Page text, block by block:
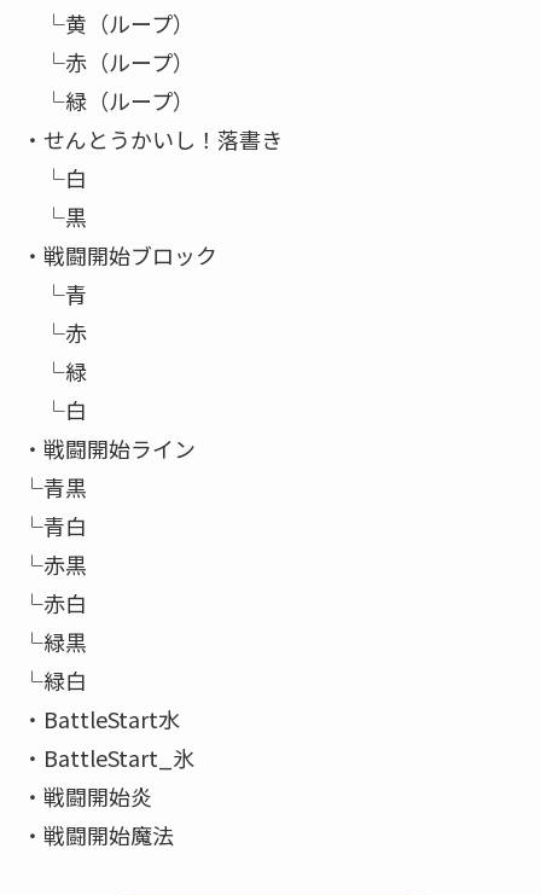
└黄（ループ）
└赤（ループ）
└緑（ループ）
・せんとうかいし！落書き
└白
└黒
・戦闘開始ブロック
└青
└赤
└緑
└白
・戦闘開始ライン
└青黒
└青白
└赤黒
└赤白
└緑黒
└緑白
・BattleStart水
・BattleStart_氷
・戦闘開始炎
・戦闘開始魔法